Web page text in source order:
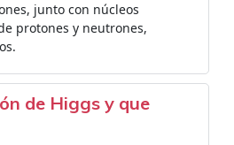
junto con núcleos
protones y neutrones,
de Higgs y que